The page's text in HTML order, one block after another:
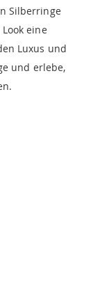
Silberringe
eine
Luxus und
und erlebe,